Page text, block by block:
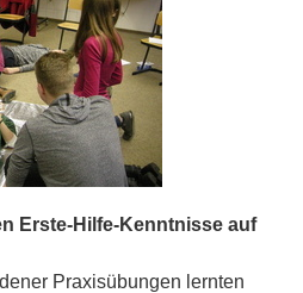
Erste-Hilfe-Kenntnisse auf
Praxisübungen lernten